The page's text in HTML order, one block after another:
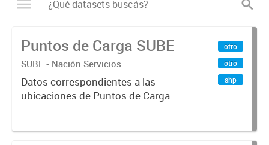
Puntos de Carga SUBE
SUBE - Nación Servicios
Datos correspondientes a las
ubicaciones de Puntos de Carga
otro
otro
shp